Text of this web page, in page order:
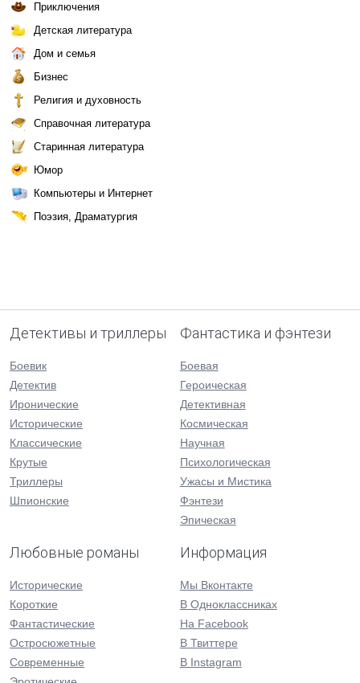
Приключения
Детская литература
Дом и семья
Бизнес
Религия и духовность
Справочная литература
Старинная литература
Юмор
Компьютеры и Интернет
Поэзия, Драматургия
Детективы и триллеры
Боевик
Детектив
Иронические
Исторические
Классические
Крутые
Триллеры
Шпионские
Фантастика и фэнтези
Боевая
Героическая
Детективная
Космическая
Научная
Психологическая
Ужасы и Мистика
Фэнтези
Эпическая
Любовные романы
Исторические
Короткие
Фантастические
Остросюжетные
Современные
Информация
Мы Вконтакте
В Одноклассниках
На Facebook
В Твиттере
В Instagram